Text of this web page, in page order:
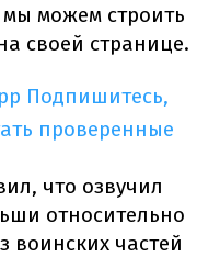
мы можем строить
своей странице.
Подпишитесь,
проверенные
что озвучил
относительно
воинских частей